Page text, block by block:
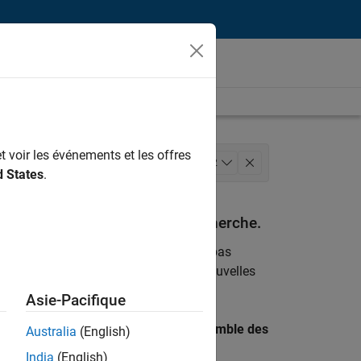
des programmes 2
à vos critères de recherche.
. Si malgré tout vous ne trouvez pas
pour vous tenir au courant des nouvelles
par lieu pour trouver l’ensemble des
voir les événements et les offres
States.
Asie-Pacifique
Australia (English)
India (English)